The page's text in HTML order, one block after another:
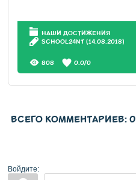
НАШИ ДОСТИЖЕНИЯ
SCHOOL24NT (14.08.2018)
808 0.0/0
ВСЕГО КОММЕНТАРИЕВ:0
Войдите: